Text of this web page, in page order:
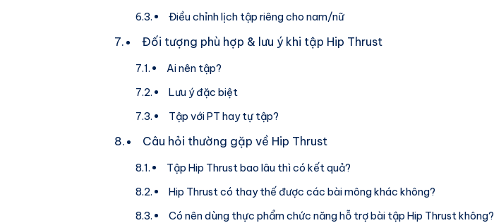
Điều chỉnh lịch tập riêng cho nam/nữ
Đối tượng phù hợp & lưu ý khi tập Hip Thrust
Ai nên tập?
Lưu ý đặc biệt
Tập với PT hay tự tập?
Câu hỏi thường gặp về Hip Thrust
Tập Hip Thrust bao lâu thì có kết quả?
Hip Thrust có thay thế được các bài mông khác không?
Có nên dùng thực phẩm chức năng hỗ trợ bài tập Hip Thrust không?